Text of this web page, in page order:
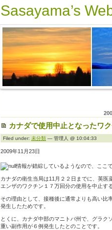
Sasayama’s
カナダで使用中止となったワ
Filed under: 未分類 — 管理人 @ 10:04:33
2009年11月23日
情報が錯綜しているようなので、ここ
カナダの衛生当局は11月２２日までに、英
エンザのワクチン１７万回分の使用を中止す
その理由として、接種後に通常よりも高い比
発生したためです。
とくに、カナダ中部のマニトバ州で、グラク
重い副作用が６例発生したとのことです。